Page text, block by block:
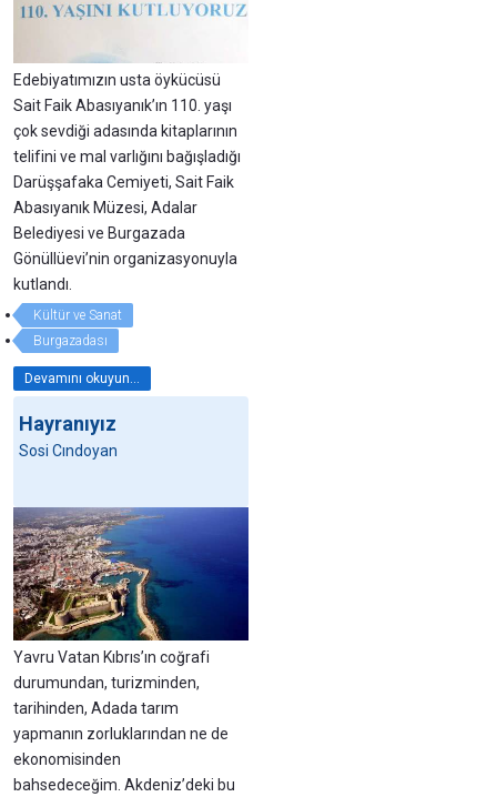
Edebiyatımızın usta öykücüsü
Sait Faik Abasıyanık’ın 110. yaşı
çok sevdiği adasında kitaplarının
telifini ve mal varlığını bağışladığı
Darüşşafaka Cemiyeti, Sait Faik
Abasıyanık Müzesi, Adalar
Belediyesi ve Burgazada
Gönüllüevi’nin organizasyonuyla
kutlandı.
Kültür ve Sanat
Burgazadası
Devamını okuyun...
Hayranıyız
Sosi Cındoyan
Yavru Vatan Kıbrıs’ın coğrafi
durumundan, turizminden,
tarihinden, Adada tarım
yapmanın zorluklarından ne de
ekonomisinden
bahsedeceğim. Akdeniz’deki bu